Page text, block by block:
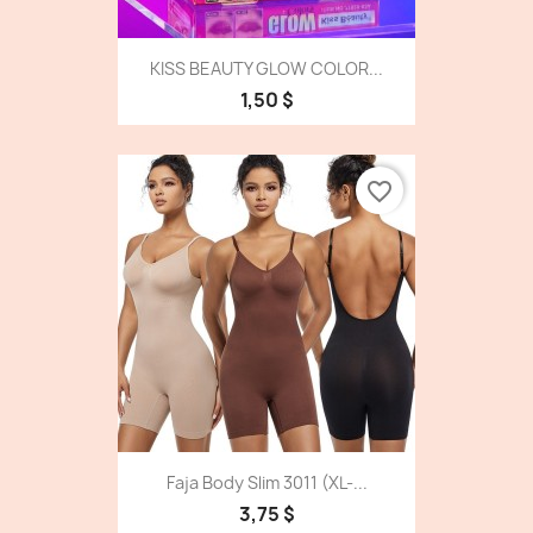
KISS BEAUTY GLOW COLOR...
1,50 $
Faja Body Slim 3011 (XL-...
3,75 $
favorite_border